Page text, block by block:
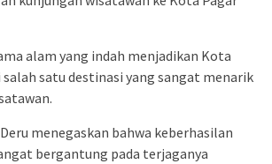
alam yang indah menjadikan Kota
salah satu destinasi yang sangat menarik
menegaskan bahwa keberhasilan
bergantung pada terjaganya